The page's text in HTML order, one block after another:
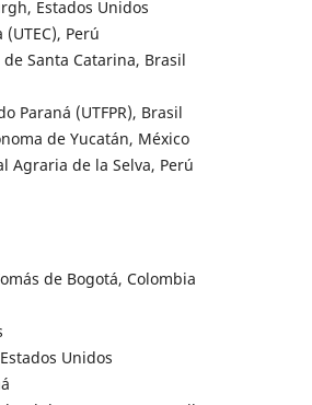
Estados Unidos
Perú
Santa Catarina, Brasil
Paraná (UTFPR), Brasil
de Yucatán, México
Agraria de la Selva, Perú
de Bogotá, Colombia
Unidos